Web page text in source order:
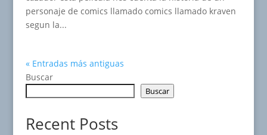
personaje de comics llamado comics llamado kraven
segun la...
« Entradas más antiguas
Buscar
Buscar
Recent Posts